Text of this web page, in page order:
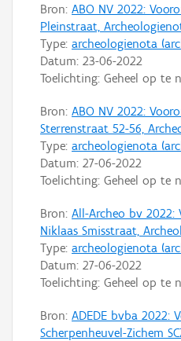
Bron: ABO NV 2022:
Pleinstraat,
Type: archeologienota
Datum: 23-06-2022
Toelichting: Geheel op te
Bron: ABO NV 2022:
Sterrenstraat 52-56,
Type: archeologienota
Datum: 27-06-2022
Toelichting: Geheel op te
Bron: All-Archeo bv 2022:
Niklaas Smisstraat,
Type: archeologienota
Datum: 27-06-2022
Toelichting: Geheel op te
Bron: ADEDE bvba 2022:
Scherpenheuvel-Zichem